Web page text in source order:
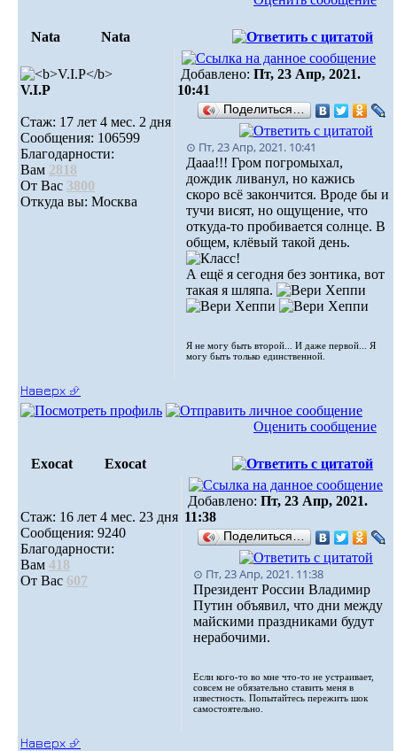
Nata Nata
V.I.Р
Стаж: 17 лет 4 мес. 2 дня
Сообщения: 106599
Благодарности:
Вам 2818
От Вас 3800
Откуда вы: Москва
Добавлено: Пт, 23 Апр, 2021.
10:41
Поделиться…
⊙ Пт, 23 Апр, 2021. 10:41
Дааа!!! Гром погромыхал,
дождик ливанул, но кажись
скоро всё закончится. Вроде бы и
тучи висят, но ощущение, что
откуда-то пробивается солнце. В
общем, клёвый такой день.
А ещё я сегодня без зонтика, вот
такая я шляпа.
Я не могу быть второй... И даже первой... Я
могу быть только единственной.
Наверх ⮵
Оценить сообщение
Exocat Exocat
Стаж: 16 лет 4 мес. 23 дня
Сообщения: 9240
Благодарности:
Вам 418
От Вас 607
Добавлено: Пт, 23 Апр, 2021.
11:38
Поделиться…
⊙ Пт, 23 Апр, 2021. 11:38
Президент России Владимир
Путин объявил, что дни между
майскими праздниками будут
нерабочими.
Если кого-то во мне что-то не устраивает,
совсем не обязательно ставить меня в
известность. Попытайтесь пережить шок
самостоятельно.
Наверх ⮵